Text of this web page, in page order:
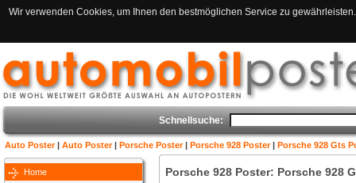
Wir verwenden Cookies, um Ihnen den bestmöglichen Service zu
Schnellsuche:
Auto Poster| Auto Poster| Porsche Poster| Porsche 928 Poster| Porsche 928 Gts
Home
Porsche 928 Poster: Porsche 928